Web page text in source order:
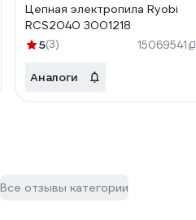
Цепная электропила Ryobi
RCS2040 3001218
5(3) 15069541
Аналоги
Все отзывы категории